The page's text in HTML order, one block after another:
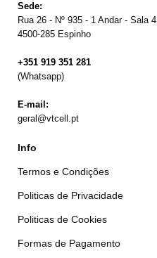
Sede:
Rua 26 - Nº 935 - 1 Andar - Sala 4
4500-285 Espinho
+351 919 351 281
(Whatsapp)
E-mail:
geral@vtcell.pt
Info
Termos e Condições
Politicas de Privacidade
Politicas de Cookies
Formas de Pagamento